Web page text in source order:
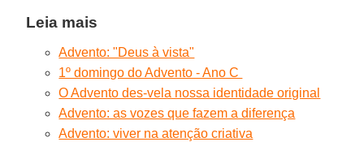
Leia mais
Advento: "Deus à vista"
1º domingo do Advento - Ano C
O Advento des-vela nossa identidade original
Advento: as vozes que fazem a diferença
Advento: viver na atenção criativa